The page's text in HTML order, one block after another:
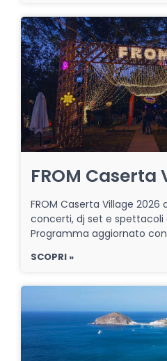
FROM Caserta
FROM Caserta Village 2026
concerti, dj set e spettacoli
Programma aggiornato
SCOPRI »